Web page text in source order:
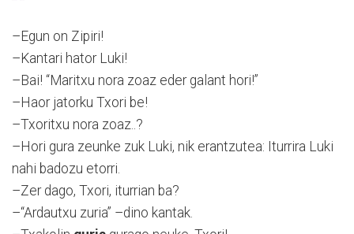
–Egun on Zipiri!
–Kantari hator Luki!
–Bai! “Maritxu nora zoaz eder galant hori!”
–Haor jatorku Txori be!
–Txoritxu nora zoaz..?
–Hori gura zeunke zuk Luki, nik erantzutea: Iturrira Luki
nahi badozu etorri.
–Zer dago, Txori, iturrian ba?
–“Ardautxu zuria” –dino kantak.